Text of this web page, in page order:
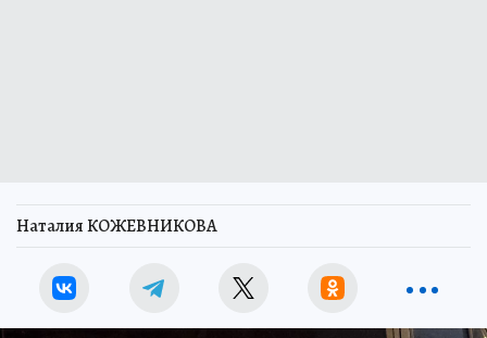
Наталия КОЖЕВНИКОВА